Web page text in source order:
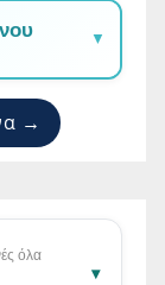
▼
→
όλα
▾